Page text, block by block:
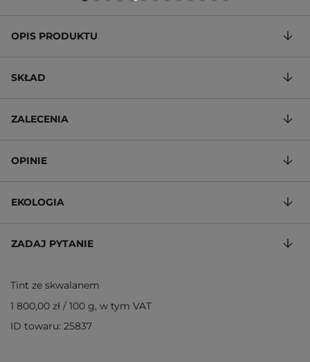
OPIS PRODUKTU
SKŁAD
ZALECENIA
OPINIE
EKOLOGIA
ZADAJ PYTANIE
Tint ze skwalanem
1 800,00 zł / 100 g, w tym VAT
ID towaru: 25837